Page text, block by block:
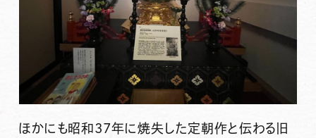
ほかにも昭和37年に焼失した定朝作と伝わる旧